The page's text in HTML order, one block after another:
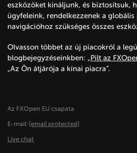
eszközöket kínáljunk, és biztosítsuk,
ügyfeleink, rendelkezzenek a
navigációhoz szükséges összes
Olvasson többet az új piacokról a
blogbejegyzéseinkben: „Pilt az
„Az Ön átjárója a kínai piacra”.
Az FXOpen EU csapata
E-mail: [email protected]
Live chat